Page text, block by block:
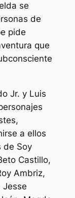
se
de
pide
que
Jr. y Luis
a ellos
de Soy
Castillo,
Ambriz,
Jesse